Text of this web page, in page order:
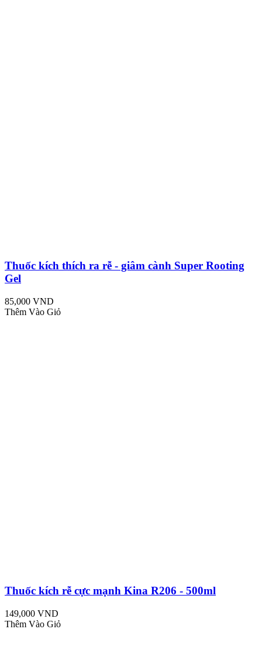
Thuốc kích thích ra rễ - giâm cành Super Rooting
Gel
85,000 VND
Thêm Vào Giỏ
Thuốc kích rễ cực mạnh Kina R206 - 500ml
149,000 VND
Thêm Vào Giỏ